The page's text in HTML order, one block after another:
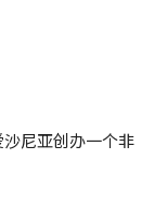
尼亚创办一个非